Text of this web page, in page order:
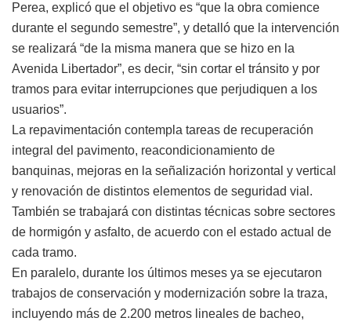
Perea, explicó que el objetivo es “que la obra comience
durante el segundo semestre”, y detalló que la intervención
se realizará “de la misma manera que se hizo en la
Avenida Libertador”, es decir, “sin cortar el tránsito y por
tramos para evitar interrupciones que perjudiquen a los
usuarios”.
La repavimentación contempla tareas de recuperación
integral del pavimento, reacondicionamiento de
banquinas, mejoras en la señalización horizontal y vertical
y renovación de distintos elementos de seguridad vial.
También se trabajará con distintas técnicas sobre sectores
de hormigón y asfalto, de acuerdo con el estado actual de
cada tramo.
En paralelo, durante los últimos meses ya se ejecutaron
trabajos de conservación y modernización sobre la traza,
incluyendo más de 2.200 metros lineales de bacheo,